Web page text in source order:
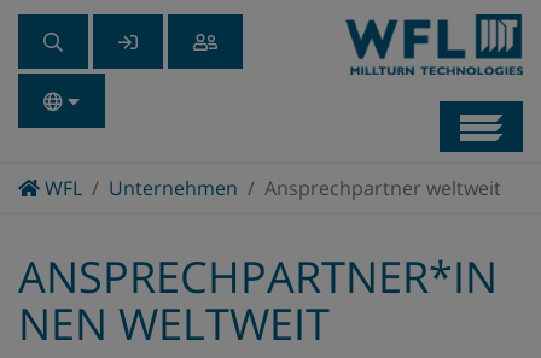
WFLHomeUnternehmen Ansprechpartner weltweit
ANSPRECHPARTNER*IN
NEN WELTWEIT